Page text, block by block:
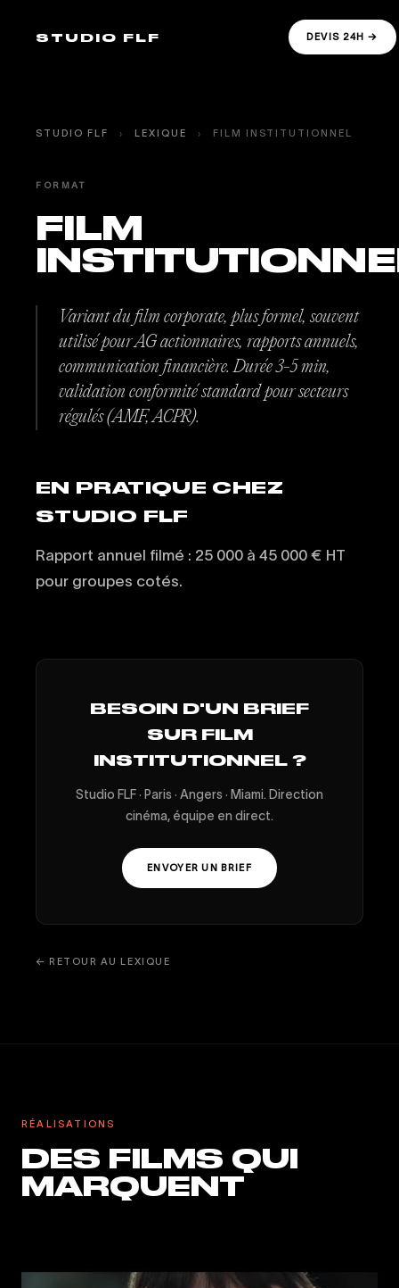
STUDIO FLF DEVIS 24H →
STUDIO FLF › LEXIQUE › FILM INSTITUTIONNEL
FORMAT
FILM
Variant du film corporate, plus formel, souvent
utilisé pour AG actionnaires, rapports annuels,
communication financière. Durée 3-5 min,
validation conformité standard pour secteurs
régulés (AMF, ACPR).
EN PRATIQUE CHEZ
STUDIO FLF
Rapport annuel filmé : 25 000 à 45 000 € HT
pour groupes cotés.
BESOIN D'UN BRIEF
SUR FILM
INSTITUTIONNEL ?
Studio FLF · Paris · Angers · Miami. Direction
cinéma, équipe en direct.
ENVOYER UN BRIEF
← RETOUR AU LEXIQUE
RÉALISATIONS
DES FILMS QUI
MARQUENT